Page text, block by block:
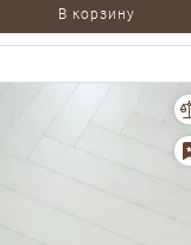
В корзину